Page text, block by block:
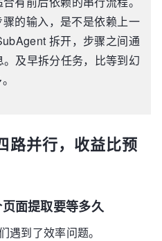
的输入，是不是依赖上一
拆开，步骤之间通
及早拆分任务，比等到幻
并行，收益比预
面提取要等多久
遇到了效率问题。